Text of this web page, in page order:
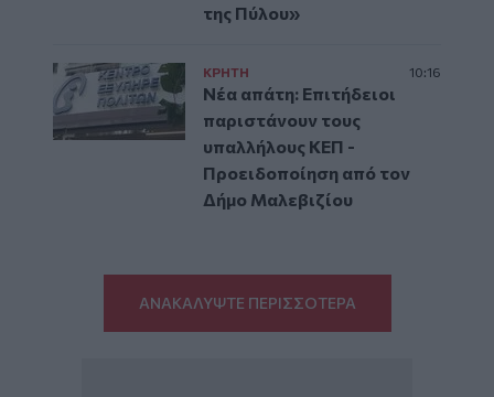
της Πύλου»
ΚΡΗΤΗ 10:16
Νέα απάτη: Επιτήδειοι
παριστάνουν τους
υπαλλήλους ΚΕΠ -
Προειδοποίηση από τον
Δήμο Μαλεβιζίου
ΑΝΑΚΑΛΥΨΤΕ ΠΕΡΙΣΣΟΤΕΡΑ